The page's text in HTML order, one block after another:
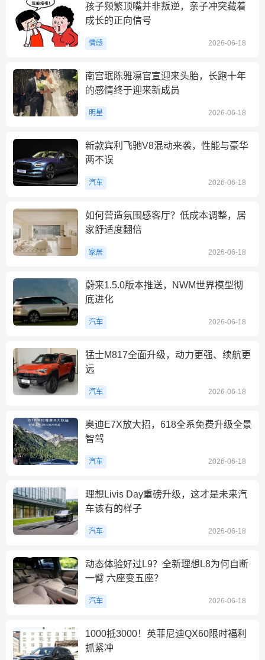
孩子频繁顶嘴并非叛逆，亲子冲突藏着
成长的正向信号
情感 2026-06-18
南宫珉陈雅凛官宣迎来头胎，长跑十年
的感情终于迎来新成员
明星 2026-06-18
新款宾利飞驰V8混动来袭，性能与豪华
两不误
汽车 2026-06-18
如何营造氛围感客厅？低成本调整，居
家舒适度翻倍
家居 2026-06-18
蔚来1.5.0版本推送，NWM世界模型彻
底进化
汽车 2026-06-18
猛士M817全面升级，动力更强、续航更
远
汽车 2026-06-18
奥迪E7X放大招，618全系免费升级全景
智驾
汽车 2026-06-18
理想Livis Day重磅升级，这才是未来汽
车该有的样子
汽车 2026-06-18
动态体验好过L9？全新理想L8为何自断
一臂 六座变五座？
汽车 2026-06-18
1000抵3000！英菲尼迪QX60限时福利
抓紧冲